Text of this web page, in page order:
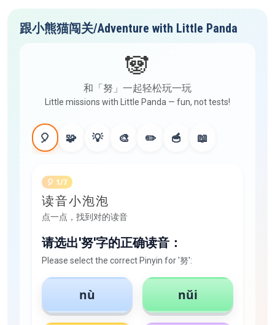
跟小熊猫闯关/Adventure with Little Panda
🐼
和「努」一起轻松玩一玩
Little missions with Little Panda — fun, not tests!
🎈 🧩 💡 🎨 ✏️ 🥣 📖
🎈 1/7
读音小泡泡
点一点，找到对的读音
请选出'努'字的正确读音：
Please select the correct Pinyin for '努':
nù nǔi